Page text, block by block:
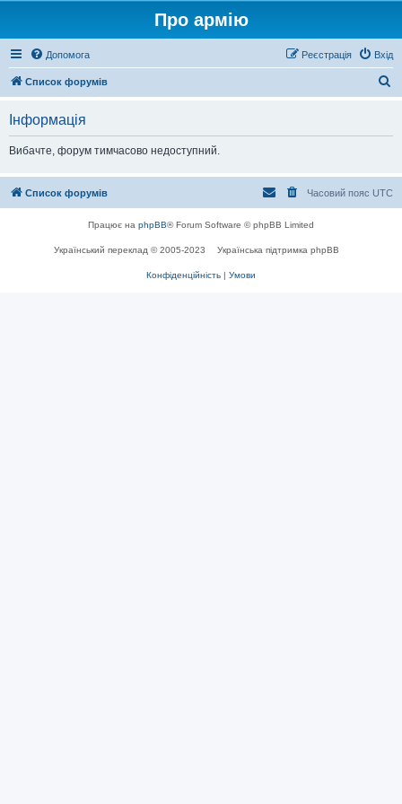
Про армію
Допомога Вхід
Реєстрація
Список форумів
Інформація
Вибачте, форум тимчасово недоступний.
Список форумів Часовий пояс UTC
Працює на phpBB® Forum Software © phpBB Limited
Український переклад © 2005-2023 Українська підтримка phpBB
Конфіденційність | Умови